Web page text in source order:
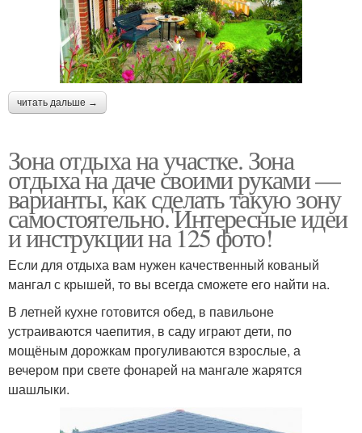
читать дальше →
Зона отдыха на участке. Зона
отдыха на даче своими руками —
варианты, как сделать такую зону
самостоятельно. Интересные идеи
и инструкции на 125 фото!
Если для отдыха вам нужен качественный кованый
мангал с крышей, то вы всегда сможете его найти на.
В летней кухне готовится обед, в павильоне
устраиваются чаепития, в саду играют дети, по
мощёным дорожкам прогуливаются взрослые, а
вечером при свете фонарей на мангале жарятся
шашлыки.